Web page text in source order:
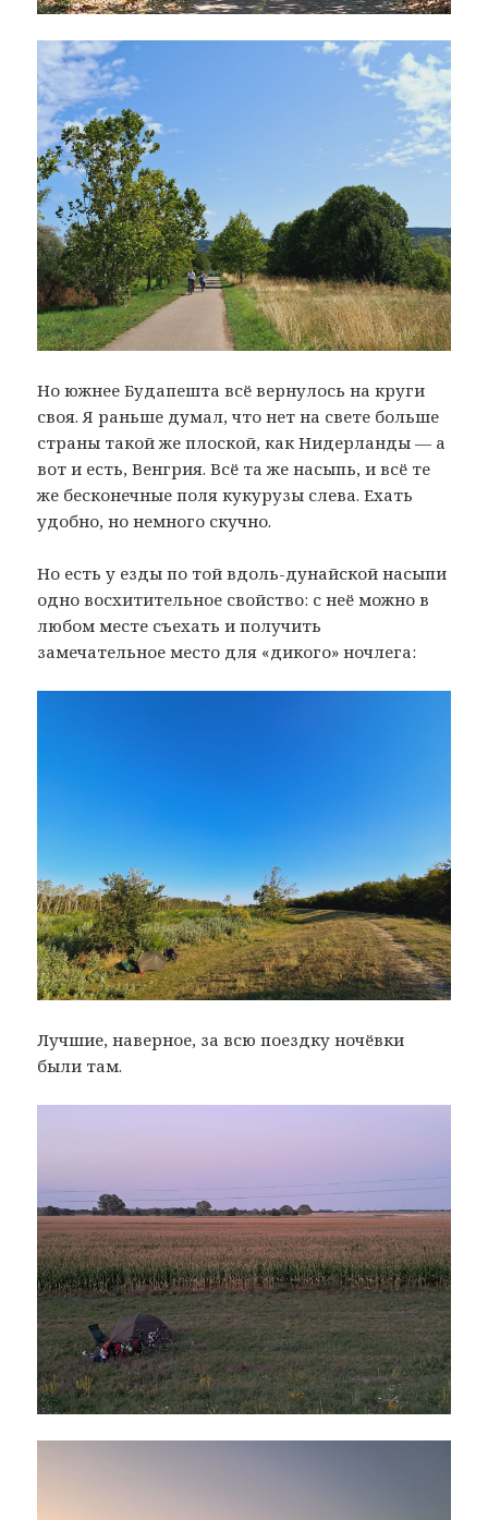
Но южнее Будапешта всё вернулось на круги
своя. Я раньше думал, что нет на свете больше
страны такой же плоской, как Нидерланды — а
вот и есть, Венгрия. Всё та же насыпь, и всё те
же бесконечные поля кукурузы слева. Ехать
удобно, но немного скучно.
Но есть у езды по той вдоль-дунайской насыпи
одно восхитительное свойство: с неё можно в
любом месте съехать и получить
замечательное место для «дикого» ночлега:
Лучшие, наверное, за всю поездку ночёвки
были там.